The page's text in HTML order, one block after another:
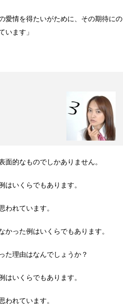
愛情を得たいがために、その期待にの
います」
面的なものでしかありません。
いくらでもあります。
われています。
った例はいくらでもあります。
た理由はなんでしょうか？
いくらでもあります。
われています。